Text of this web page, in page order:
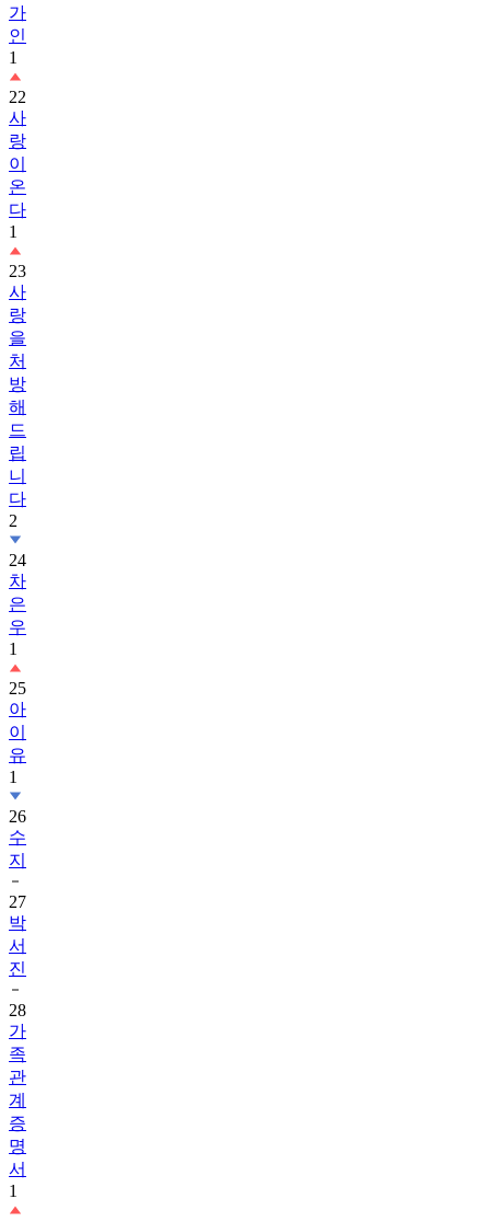
가
인
1
22
사
랑
이
온
다
1
23
사
랑
을
처
방
해
드
립
니
다
2
24
차
은
우
1
25
아
이
유
1
26
수
지
27
박
서
진
28
가
족
관
계
증
명
서
1